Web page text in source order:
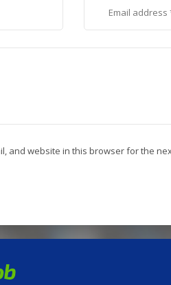
and website in this browser for the